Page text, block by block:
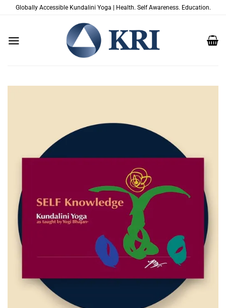
Globally Accessible Kundalini Yoga | Health. Self Awareness. Education.